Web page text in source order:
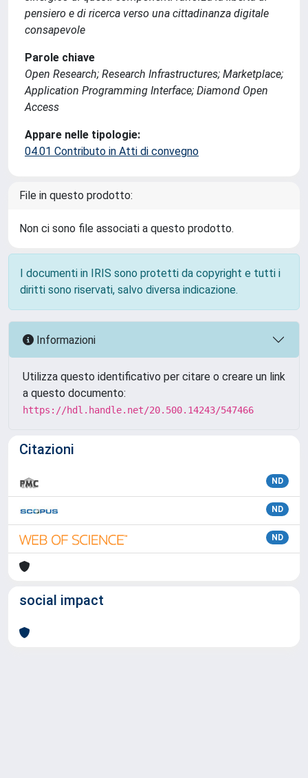
pensiero e di ricerca verso una cittadinanza digitale
consapevole
Parole chiave
Open Research; Research Infrastructures; Marketplace;
Application Programming Interface; Diamond Open
Access
Appare nelle tipologie:
04.01 Contributo in Atti di convegno
File in questo prodotto:
Non ci sono file associati a questo prodotto.
I documenti in IRIS sono protetti da copyright e tutti i
diritti sono riservati, salvo diversa indicazione.
Informazioni
Utilizza questo identificativo per citare o creare un link
a questo documento:
https://hdl.handle.net/20.500.14243/547466
Citazioni
ND
ND
ND
social impact